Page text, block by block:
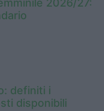
2026/27:
definiti i
disponibili